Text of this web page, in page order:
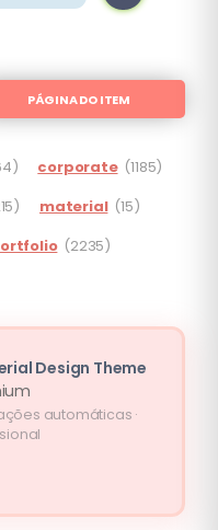
PÁGINA DO ITEM
corporate (1185)
material (15)
(2235)
Design Theme
automáticas ·